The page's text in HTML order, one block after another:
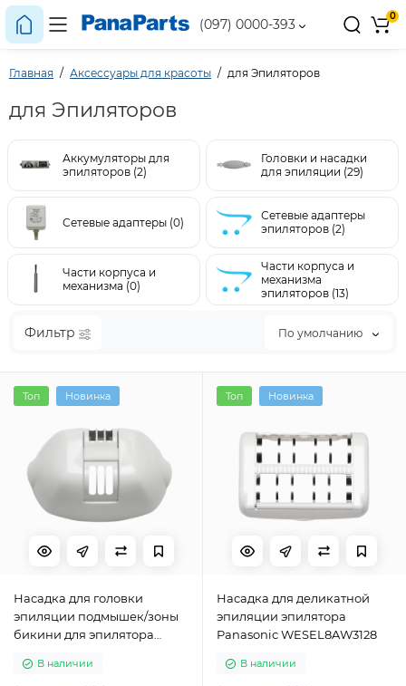
(097) 0000-393
0
Главная Аксессуары для красоты для Эпиляторов
для Эпиляторов
Аккумуляторы для
эпиляторов (2)
Головки и насадки
для эпиляции (29)
Сетевые адаптеры (0)
Сетевые адаптеры
эпиляторов (2)
Части корпуса и
механизма (0)
Части корпуса и
механизма
эпиляторов (13)
Фильтр По умолчанию
Топ Новинка
Насадка для головки
эпиляции подмышек/зоны
бикини для эпилятора
В наличии
Топ Новинка
Насадка для деликатной
эпиляции эпилятора
Panasonic WESEL8AW3128
В наличии